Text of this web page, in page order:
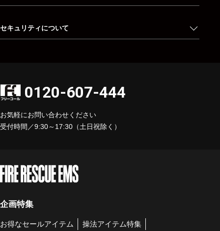
セキュリティについて
0120-607-444
お気軽にお問い合わせください
受付時間／9:30～17:30（土日祝除く）
企画特集
お得なセールアイテム 操法アイテム特集